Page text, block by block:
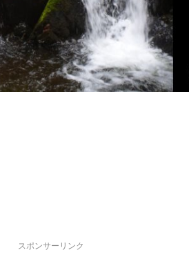
スポンサーリンク